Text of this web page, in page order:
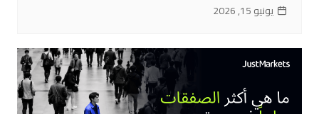
يونيو 15, 2026